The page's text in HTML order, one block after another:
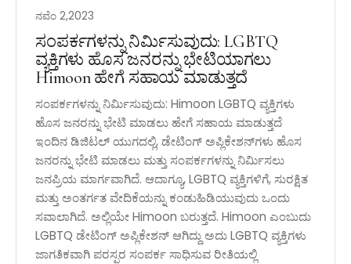
ನವೆಂ 2,2023
ಸಂಪರ್ಕಗಳನ್ನು ನಿರ್ಮಿಸುವುದು: LGBTQ
ವ್ಯಕ್ತಿಗಳು ಹೊಸ ಜನರನ್ನು ಭೇಟಿಯಾಗಲು
Himoon ಹೇಗೆ ಸಹಾಯ ಮಾಡುತ್ತದೆ
ಸಂಪರ್ಕಗಳನ್ನು ನಿರ್ಮಿಸುವುದು: Himoon LGBTQ ವ್ಯಕ್ತಿಗಳು
ಹೊಸ ಜನರನ್ನು ಭೇಟಿ ಮಾಡಲು ಹೇಗೆ ಸಹಾಯ ಮಾಡುತ್ತದೆ
ಇಂದಿನ ಡಿಜಿಟಲ್ ಯುಗದಲ್ಲಿ, ಡೇಟಿಂಗ್ ಅಪ್ಲಿಕೇಶನ್‌ಗಳು ಹೊಸ
ಜನರನ್ನು ಭೇಟಿ ಮಾಡಲು ಮತ್ತು ಸಂಪರ್ಕಗಳನ್ನು ನಿರ್ಮಿಸಲು
ಜನಪ್ರಿಯ ಮಾರ್ಗವಾಗಿದೆ. ಆದಾಗ್ಯೂ, LGBTQ ವ್ಯಕ್ತಿಗಳಿಗೆ, ಸುರಕ್ಷಿತ
ಮತ್ತು ಅಂತರ್ಗತ ವೇದಿಕೆಯನ್ನು ಕಂಡುಹಿಡಿಯುವುದು ಒಂದು
ಸವಾಲಾಗಿದೆ. ಅಲ್ಲಿಯೇ Himoon ಬರುತ್ತದೆ. Himoon ಎಂಬುದು
LGBTQ ಡೇಟಿಂಗ್ ಅಪ್ಲಿಕೇಶನ್ ಆಗಿದ್ದು ಅದು LGBTQ ವ್ಯಕ್ತಿಗಳು
ಜಾಗತಿಕವಾಗಿ ಪರಸ್ಪರ ಸಂಪರ್ಕ ಸಾಧಿಸುವ ರೀತಿಯಲ್ಲಿ